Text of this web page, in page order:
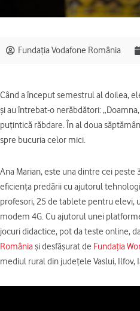
Fundația Vodafone România
Când a început semestrul al doilea,
și au întrebat-o nerăbdători:
puțintică răbdare. În al doua
spre bucuria celor mici.
Ana Marian, este una dintre cei peste
eficiența predării cu ajutorul
profesori, 25 de tablete pentru elevi,
modem 4G. Cu ajutorul unei
jocuri didactice, pot da teste online,
România și desfășurat de Fundația
mediul rural din județele Vaslui, Ilfov,